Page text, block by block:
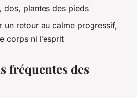
dos, plantes des pieds
un retour au calme progressif,
corps ni l’esprit
fréquentes des